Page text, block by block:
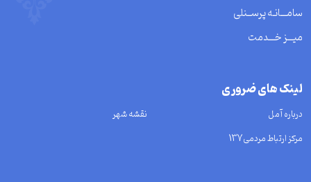
سامـــانـه پرســنلی
میـــز خـــدمت
لینک های ضروری
درباره آمل
نقشه شهر
مرکز ارتباط مردمی137